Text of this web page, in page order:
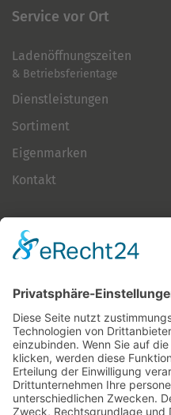
Service vor Ort
Ladenöffnungszeiten
& Betriebsferientage
Dienstleistungen
Sortiment
Eigenmarken
Kontakt
Folge mir
Zahlungsarten
&